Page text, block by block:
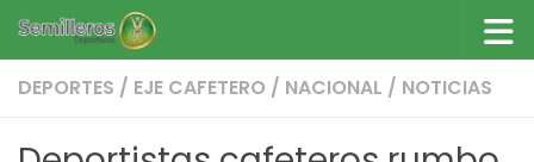
Saltar al contenido
DEPORTES / EJE CAFETERO / NACIONAL / NOTICIAS